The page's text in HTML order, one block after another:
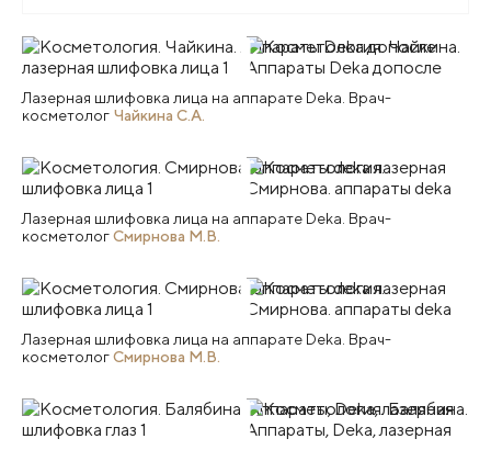
Лазерная шлифовка лица на аппарате Deka. Врач-
косметолог Чайкина С.А.
Лазерная шлифовка лица на аппарате Deka. Врач-
косметологСмирнова М.В.
Лазерная шлифовка лица на аппарате Deka. Врач-
косметологСмирнова М.В.